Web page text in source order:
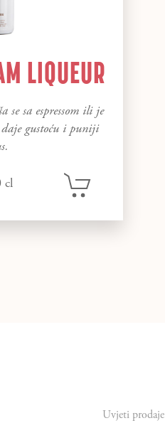
LIQUEUR
se sa espressom ili je
daje gustoću i puniji
cl
Uvjeti prodaje